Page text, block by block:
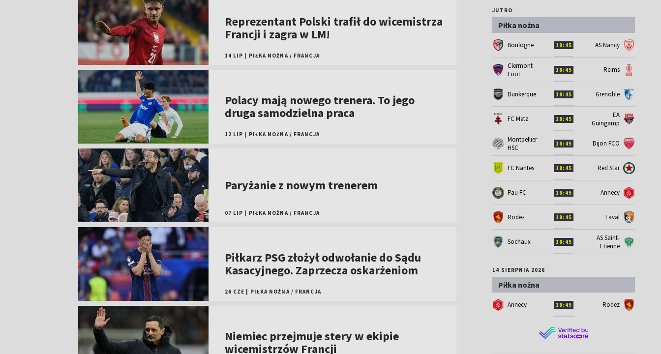
Reprezentant Polski trafił do wicemistrza
Francji i zagra w LM!
14 LIP PIŁKA NOŻNA / FRANCJA
Polacy mają nowego trenera. To jego
druga samodzielna praca
12 LIP PIŁKA NOŻNA / FRANCJA
Paryżanie z nowym trenerem
07 LIP PIŁKA NOŻNA / FRANCJA
Piłkarz PSG złożył odwołanie do Sądu
Kasacyjnego. Zaprzecza oskarżeniom
26 CZE PIŁKA NOŻNA / FRANCJA
Niemiec przejmuje stery w ekipie
wicemistrzów Francji
JUTRO
Piłka nożna
Boulogne 18:45 AS Nancy
Clermont
Foot
18:45 Reims
Dunkerque 18:45 Grenoble
FC Metz 18:45
EA
Guingamp
Montpellier
HSC
18:45 Dijon FCO
FC Nantes 18:45 Red Star
Pau FC 18:45 Annecy
Rodez 18:45 Laval
Sochaux 18:45
AS Saint-
Etienne
14 SIERPNIA 2026
Piłka nożna
Annecy 18:45 Rodez